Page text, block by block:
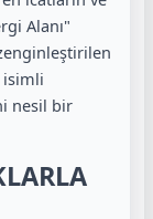
Alanı"
isimli
nesil bir